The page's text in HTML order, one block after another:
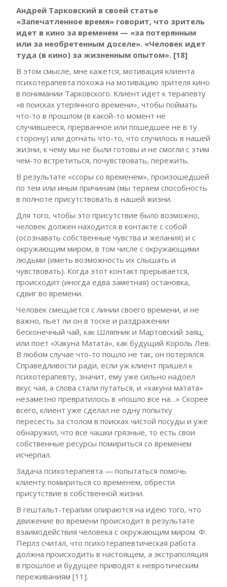
Андрей Тарковский в своей статье
«Запечатленное время» говорит, что зритель
идет в кино за временем — «за потерянным
или за необретенным доселе». «Человек идет
туда (в кино) за жизненным опытом». [18]
В этом смысле, мне кажется, мотивация клиента
психотерапевта похожа на мотивацию зрителя кино
в понимании Тарковского. Клиент идет к терапевту
«в поисках утерянного времени», чтобы поймать
что-то в прошлом (в какой-то момент не
случившееся, прерванное или пошедшее не в ту
сторону) или догнать что-то, что случилось в нашей
жизни, к чему мы не были готовы и не смогли с этим
чем-то встретиться, почувствовать, пережить.
В результате «ссоры со временем», произошедшей
по тем или иным причинам (мы теряем способность
в полноте присутствовать в нашей жизни.
Для того, чтобы это присутствие было возможно,
человек должен находится в контакте с собой
(осознавать собственные чувства и желания) и с
окружающим миром, в том числе с окружающими
людьми (иметь возможность их слышать и
чувствовать). Когда этот контакт прерывается,
происходит (иногда едва заметная) остановка,
сдвиг во времени.
Человек смещается с линии своего времени, и не
важно, пьет ли он в тоске и раздражении
бесконечный чай, как Шляпник и Мартовский заяц,
или поет «Хакуна Матата», как будущий Король Лев.
В любом случае что-то пошло не так, он потерялся.
Справедливости ради, если уж клиент пришел к
психотерапевту, значит, ему уже сильно надоел
вкус чая, а слова стали путаться, и «хакуна матата»
незаметно превратилось в «пошло все на…» Скорее
всего, клиент уже сделал не одну попытку
пересесть за столом в поисках чистой посуды и уже
обнаружил, что все чашки грязные, то есть свои
собственные ресурсы помириться со временем
исчерпал.
Задача психотерапевта — попытаться помочь
клиенту помириться со временем, обрести
присутствие в собственной жизни.
В гештальт-терапии опираются на идею того, что
движение во времени происходит в результате
взаимодействия человека с окружающим миром. Ф.
Перлз считал, что психотерапевтическая работа
должна происходить в настоящем, а экстраполяция
в прошлое и будущее приводят к невротическим
переживаниям [11].